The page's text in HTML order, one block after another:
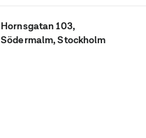
Hornsgatan 103,
Södermalm, Stockholm